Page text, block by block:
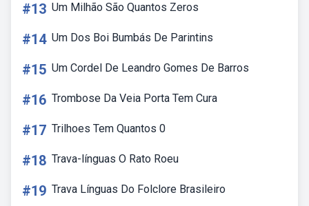
#13 Um Milhão São Quantos Zeros
#14 Um Dos Boi Bumbás De Parintins
#15 Um Cordel De Leandro Gomes De Barros
#16 Trombose Da Veia Porta Tem Cura
#17 Trilhoes Tem Quantos 0
#18 Trava-línguas O Rato Roeu
#19 Trava Línguas Do Folclore Brasileiro